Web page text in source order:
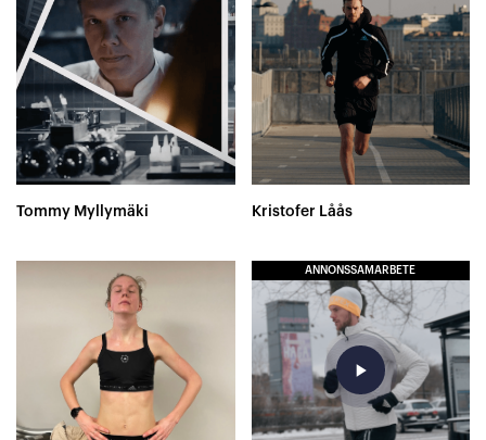
Tommy Myllymäki Kristofer Låås
ANNONSSAMARBETE
play_arrow